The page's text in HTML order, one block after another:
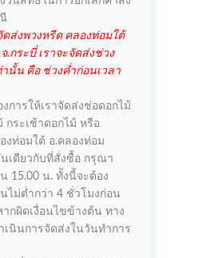
ส่งพวงหรีด คลองท่อมใต้
.กระบี่ เราจะจัดส่งช่วง
านั้น คือ ช่วงค่ำก่อนเวลา
การให้เราจัดส่งช่อดอกไม้
กระเช้าดอกไม้ หรือ
งท่อมใต้ อ.คลองท่อม
นเดียวกับที่สั่งซื้อ กรุณา
15.00 น. ทั้งนี้จะต้อง
ไม่ต่ำกว่า 4 ชั่วโมงก่อน
ากผิดเงื่อนไขข้างต้น ทาง
เนินการจัดส่งในวันทำการ